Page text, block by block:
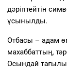
дәріптейтін
ұсынылды.
Отбасы – адам
махаббаттың,
Осындай